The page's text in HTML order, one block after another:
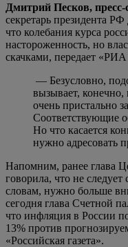
Дмитрий Песков,
секретарь президента
что колебания курса
настороженность, но
скачками, передает
— Безусловно,
вызывает, конечно,
очень пристально
Соответствующие
Но что касается
нужно адресовать
Напомним, ранее глава
говорила, что не
словам, нужно больше
сегодня глава Счетной
что инфляция в России
13% против
«Российская газета».